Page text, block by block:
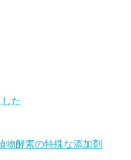
た
物酵素の特殊な添加剤